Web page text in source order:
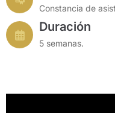
Constancia de
Duración
5 semanas.